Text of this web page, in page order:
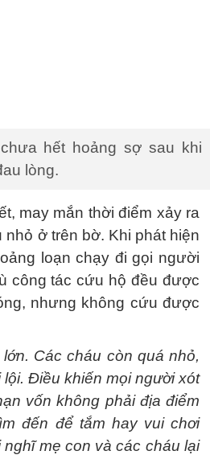
hết hoảng sợ sau khi
lòng.
may mắn thời điểm xảy ra
nhỏ ở trên bờ. Khi phát hiện
loạn chạy đi gọi người
công tác cứu hộ đều được
nhưng không cứu được
Các cháu còn quá nhỏ,
Điều khiến mọi người xót
vốn không phải địa điểm
đến để tắm hay vui chơi
mẹ con và các cháu lại